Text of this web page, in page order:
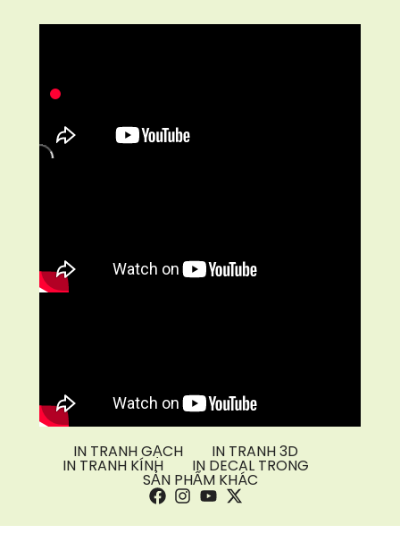
IN TRANH GẠCH IN TRANH 3D
IN TRANH KÍNH IN DECAL TRONG
SẢN PHẨM KHÁC